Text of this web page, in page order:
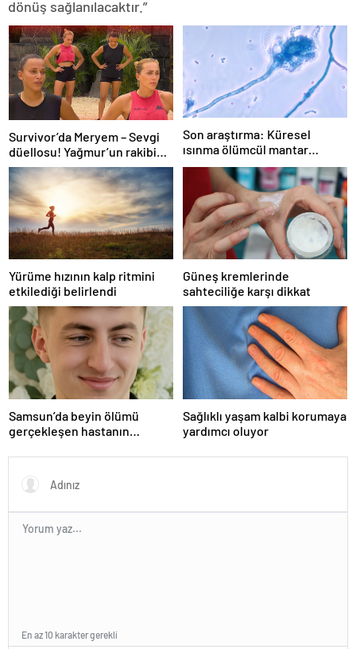
dönüş sağlanılacaktır.”
Survivor’da Meryem – Sevgi
düellosu! Yağmur’un rakibi
belli oldu
Son araştırma: Küresel
ısınma ölümcül mantar
hastalığını yayabilir
Yürüme hızının kalp ritmini
etkilediği belirlendi
Güneş kremlerinde
sahteciliğe karşı dikkat
Samsun’da beyin ölümü
gerçekleşen hastanın
Sağlıklı yaşam kalbi korumaya
yardımcı oluyor
En az 10 karakter gerekli